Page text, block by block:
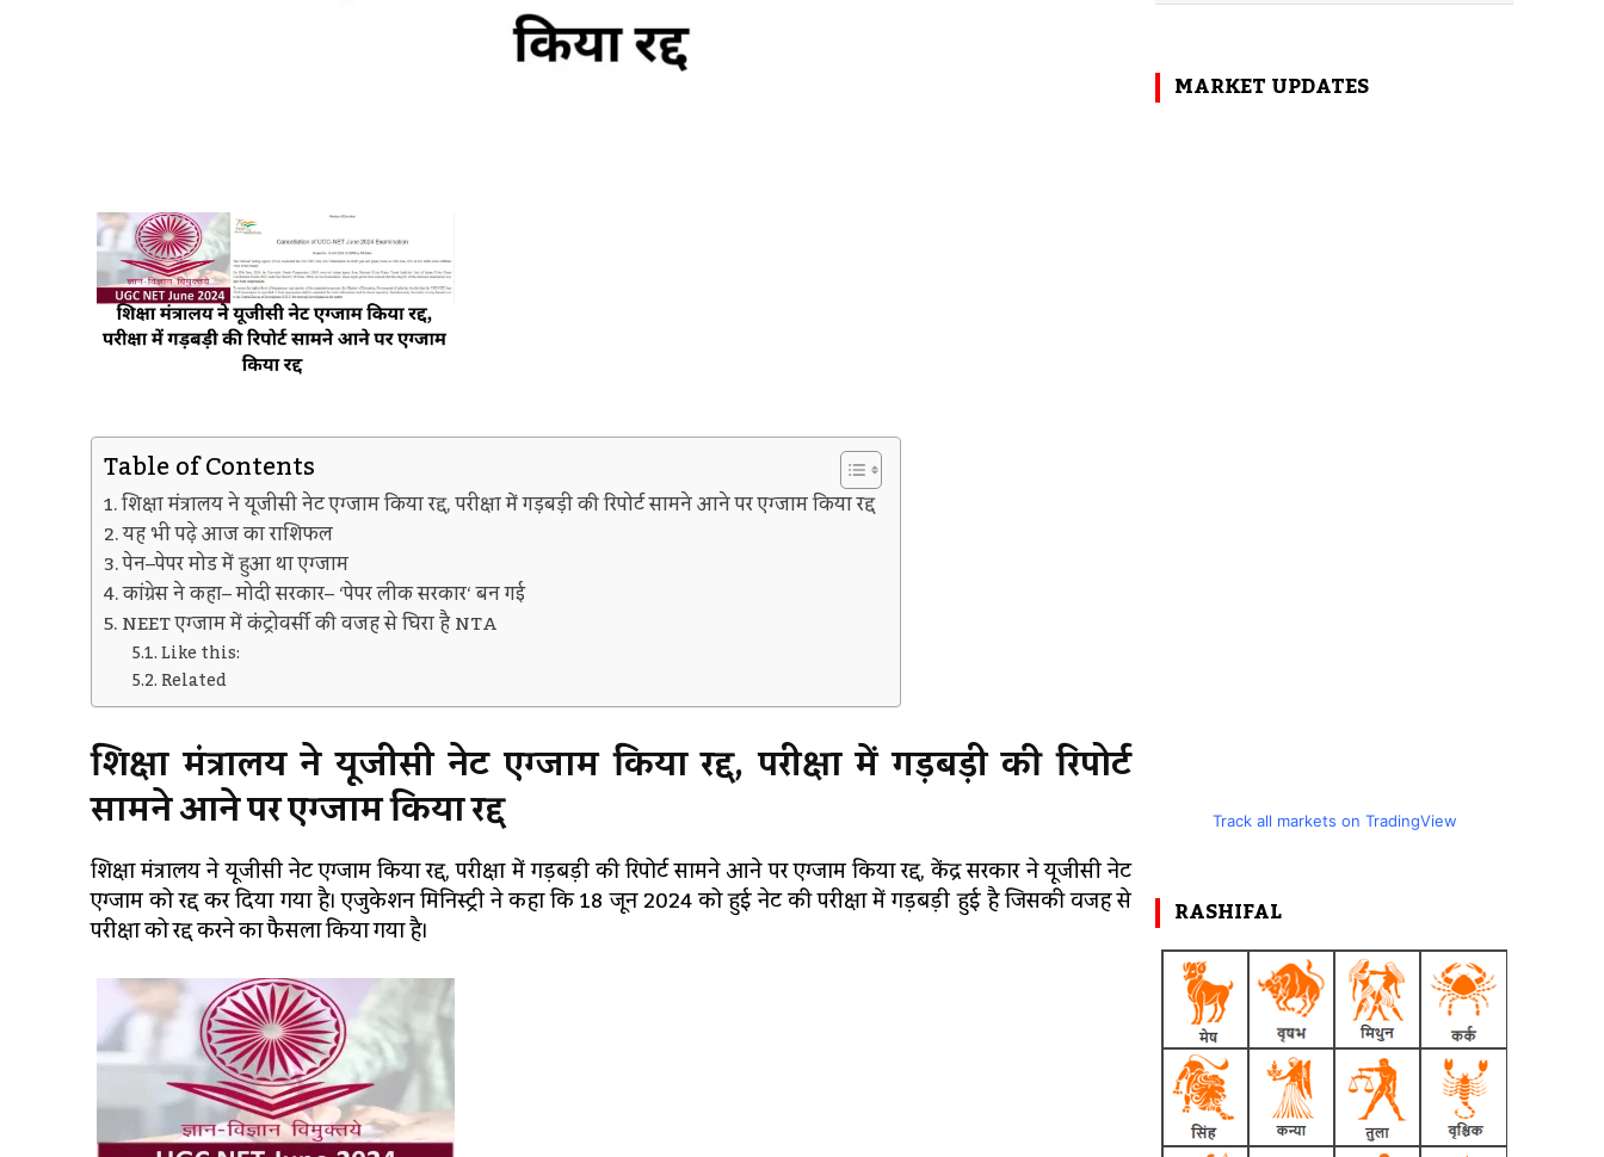
Table of Contents
शिक्षा मंत्रालय ने यूजीसी नेट एग्जाम किया रद्द, परीक्षा में गड़बड़ी की रिपोर्ट सामने आने पर एग्जाम किया रद्द
यह भी पढ़े आज का राशिफल
पेन–पेपर मोड में हुआ था एग्जाम
कांग्रेस ने कहा– मोदी सरकार– ‘पेपर लीक सरकार‘ बन गई
NEET एग्जाम में कंट्रोवर्सी की वजह से घिरा है NTA
Like this:
Related
शिक्षा मंत्रालय नेयूजीसी नेट एग्जाम किया रद्द, परीक्षा में गड़बड़ी की रिपोर्ट
सामने आने पर एग्जाम किया रद्द
शिक्षा मंत्रालय नेयूजीसी नेट एग्जाम किया रद्द, परीक्षा में गड़बड़ी की रिपोर्ट सामने आने पर एग्जाम किया रद्द, केंद्र सरकार ने यूजीसी नेट
एग्जाम को रद्द कर दिया गया है। एजुकेशन मिनिस्ट्री ने कहा कि 18 जून 2024 को हुई नेट की परीक्षा में गड़बड़ी हुई है जिसकी वजह से
परीक्षा को रद्द करने का फैसला किया गया है।
MARKET UPDATES
Track all markets on TradingView
RASHIFAL